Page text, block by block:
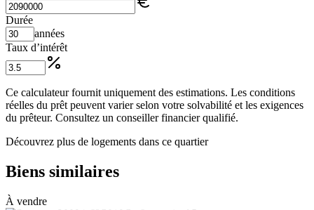
Durée
années
Taux d’intérêt
Ce calculateur fournit uniquement des estimations. Les conditions
réelles du prêt peuvent varier selon votre solvabilité et les exigences
du prêteur. Consultez un conseiller financier qualifié.
Découvrez plus de logements dans ce quartier
Biens similaires
À vendre